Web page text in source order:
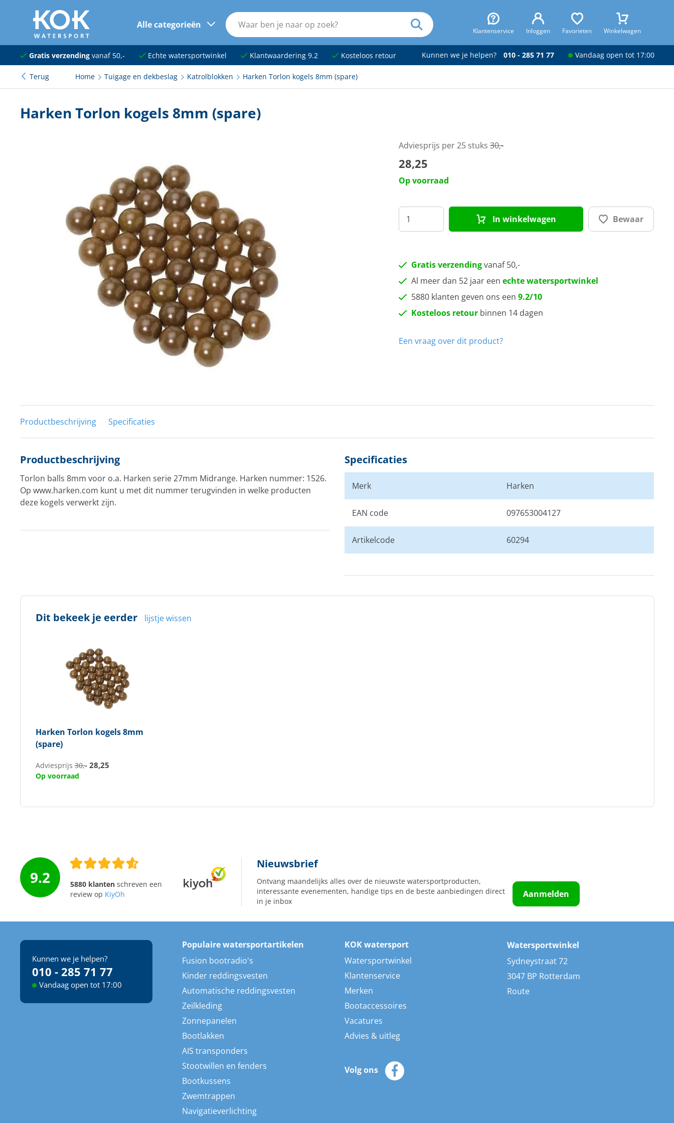
naar hoofdinhoud
Alle categorieën
Klantenservice Inloggen Favorieten Winkelwagen
Navigatie
Dekuitrusting
Kajuit en kombuis
Techniek en motor
Tuigage en dekbeslag
Boten, toebehoren en fun
Gratis verzendingvanaf 50,- Echte watersportwinkel Klantwaardering 9.2 Kosteloos retour Kunnen we je helpen? 010 - 285 71 77 Vandaag open tot 17:00
Terug Home Tuigage en dekbeslag Katrolblokken Harken Torlon kogels 8mm (spare)
Harken Torlon kogels 8mm (spare)
Adviesprijs per 25 stuks30,-
28,25
Op voorraad
In winkelwagen Bewaar
Gratis verzendingvanaf 50,-
Al meer dan 52 jaar een echte watersportwinkel
5880 klanten geven ons een 9.2/10
Kosteloos retourbinnen 14 dagen
Een vraag over dit product?
Productbeschrijving Specificaties
Productbeschrijving
Torlon balls 8mm voor o.a. Harken serie 27mm Midrange. Harken nummer: 1526.
Op www.harken.com kunt u met dit nummer terugvinden in welke producten
deze kogels verwerkt zijn.
Specificaties
Merk Harken
EAN code 097653004127
Artikelcode 60294
Dit bekeek je eerder lijstje wissen
Harken Torlon kogels 8mm
(spare)
Adviesprijs30,- 28,25
Op voorraad
9.2 5880 klantenschreven een
review op KiyOh
Nieuwsbrief
Ontvang maandelijks alles over de nieuwste watersportproducten,
interessante evenementen, handige tips en de beste aanbiedingen direct
in je inbox
Aanmelden
Kunnen we je helpen?
010 - 285 71 77
Vandaag open tot 17:00
Populaire watersportartikelen
Fusion bootradio's
Kinder reddingsvesten
Automatische reddingsvesten
Zeilkleding
Zonnepanelen
Bootlakken
AIS transponders
Stootwillen en fenders
Bootkussens
Zwemtrappen
Navigatieverlichting
KOK watersport
Watersportwinkel
Klantenservice
Merken
Bootaccessoires
Vacatures
Advies & uitleg
Volg ons
Watersportwinkel
Sydneystraat 72
3047 BP Rotterdam
Route